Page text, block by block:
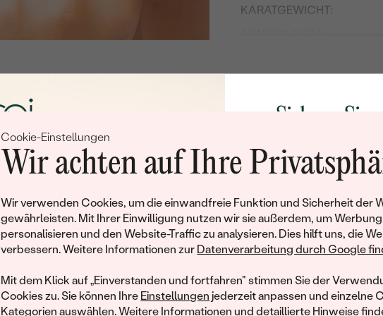
Cookie-Einstellungen
Wir achten auf Ihre
Wir verwenden Cookies, um die einwandfreie Funktion und Sicherheit der
gewährleisten. Mit Ihrer Einwilligung nutzen wir sie außerdem, um Werbung
personalisieren und den Website-Traffic zu analysieren. Dies hilft uns, die
verbessern. Weitere Informationen zur Datenverarbeitung durch Google
Mit dem Klick auf „Einverstanden und fortfahren" stimmen Sie der
Cookies zu. Sie können Ihre Einstellungen jederzeit anpassen und einzelne
Kategorien auswählen. Weitere Informationen und detaillierte Hinweise
KARATGEWICHT:
HERKUNFT:
TYP:
FORM:
REINHEIT:
HERKUNFT:
Leider hat dieses Schmuckstück bereits seinen Besitzer
informiert werden möchten, hinterlassen Sie uns bitte Ihre E-
Sichern Sie
Rabatt auf
Werden Sie Teil
und entdecken Sie die
gefertigten Schmucks
Ihren ersten